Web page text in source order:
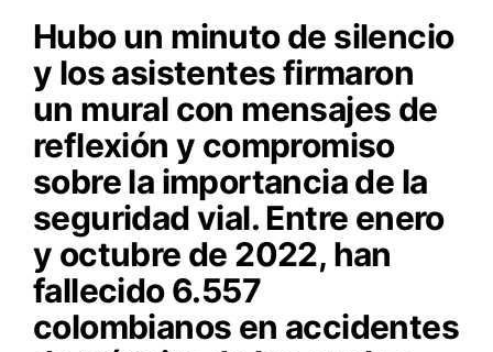
Hubo un minuto de silencio
y los asistentes firmaron
un mural con mensajes de
reflexión y compromiso
sobre la importancia de la
seguridad vial. Entre enero
y octubre de 2022, han
fallecido6.557
colombianos en accidentes